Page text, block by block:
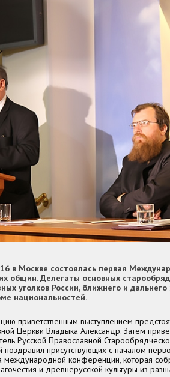
в Москве состоялась первая
общин. Делегаты основных
уголков России, ближнего и
национальностей.
приветственным выступлением
Церкви Владыка Александр. Затем
Русской Православной
поздравил присутствующих с началом
международной конференции, которая
и древнерусской культуры из